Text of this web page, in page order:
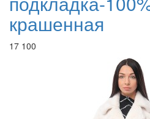
крашенная
17 100